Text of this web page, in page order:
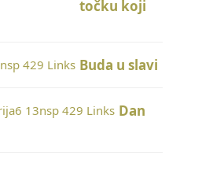
točku koji
Buda u slavi
Dan